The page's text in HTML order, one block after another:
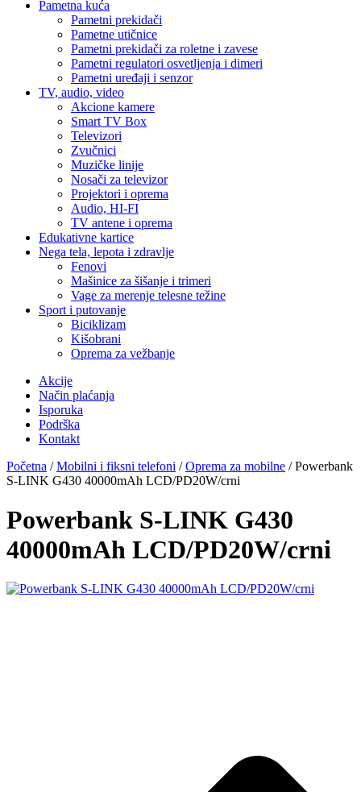
Pametna kuća
Pametni prekidači
Pametne utičnice
Pametni prekidači za roletne i zavese
Pametni regulatori osvetljenja i dimeri
Pametni uređaji i senzor
TV, audio, video
Akcione kamere
Smart TV Box
Televizori
Zvučnici
Muzičke linije
Nosači za televizor
Projektori i oprema
Audio, HI-FI
TV antene i oprema
Edukativne kartice
Nega tela, lepota i zdravlje
Fenovi
Mašinice za šišanje i trimeri
Vage za merenje telesne težine
Sport i putovanje
Biciklizam
Kišobrani
Oprema za vežbanje
Akcije
Način plaćanja
Isporuka
Podrška
Kontakt
Početna /Mobilni i fiksni telefoni /Oprema za mobilne / Powerbank
S-LINK G430 40000mAh LCD/PD20W/crni
Powerbank S-LINK G430
40000mAh LCD/PD20W/crni